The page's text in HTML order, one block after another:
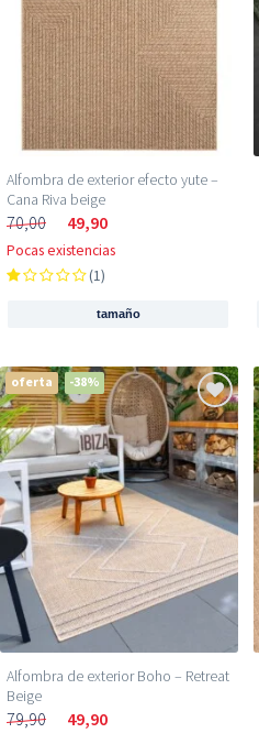
Alfombra de exterior efecto yute –
Cana Riva beige
70,00 49,90
Pocas existencias
(1)
tamaño
oferta -38%
Alfombra de exterior Boho – Retreat
Beige
79,90 49,90